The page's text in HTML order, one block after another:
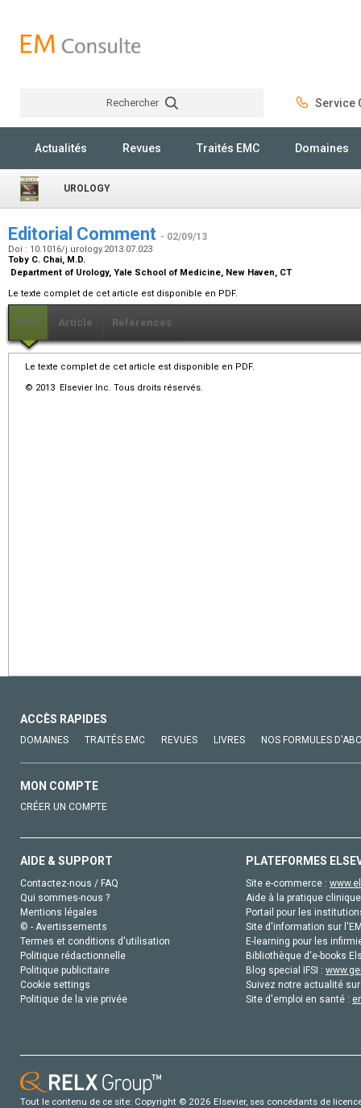
Rechercher Service
Actualités Revues Traités EMC Domaines
UROLOGY
Editorial Comment - 02/09/13
Doi : 10.1016/j.urology.2013.07.023
Toby C. Chai, M.D.
Department of Urology, Yale School of Medicine, New Haven, CT
Le texte complet de cet article est disponible en PDF.
PDF Article Références
Le texte complet de cet article est disponible en PDF.
© 2013 Elsevier Inc. Tous droits réservés.
ACCÈS RAPIDES
DOMAINES TRAITÉS EMC REVUES LIVRES NOS FORMULES
MON COMPTE
CRÉER UN COMPTE
AIDE & SUPPORT
Contactez-nous / FAQ
Qui sommes-nous ?
Mentions légales
© - Avertissements
Termes et conditions d'utilisation
Politique rédactionnelle
Politique publicitaire
Cookie settings
Politique de la vie privée
PLATEFORMES
Site e-commerce :
Aide à la pratique
Portail pour les
Site d'information sur
E-learning pour les
Bibliothèque d'e-books
Blog special IFSI :
Suivez notre actualité
Site d'emploi en santé :
Tout le contenu de ce site: Copyright © 2026 Elsevier, ses concédants de